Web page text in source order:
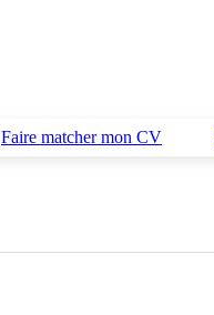
Faire matcher mon CV